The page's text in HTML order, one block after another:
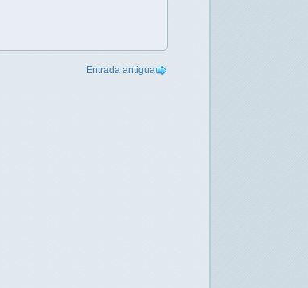
Entrada antigua